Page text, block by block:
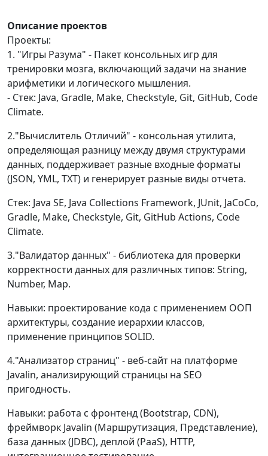
Описание проектов
Проекты:
1. "Игры Разума" - Пакет консольных игр для
тренировки мозга, включающий задачи на знание
арифметики и логического мышления.
- Стек: Java, Gradle, Make, Checkstyle, Git, GitHub, Code
Climate.
2."Вычислитель Отличий" - консольная утилита,
определяющая разницу между двумя структурами
данных, поддерживает разные входные форматы
(JSON, YML, TXT) и генерирует разные виды отчета.
Стек: Java SE, Java Collections Framework, JUnit, JaCoCo,
Gradle, Make, Checkstyle, Git, GitHub Actions, Code
Climate.
3."Валидатор данных" - библиотека для проверки
корректности данных для различных типов: String,
Number, Map.
Навыки: проектирование кода с применением ООП
архитектуры, создание иерархии классов,
применение принципов SOLID.
4."Анализатор страниц" - веб-сайт на платформе
Javalin, анализирующий страницы на SEO
пригодность.
Навыки: работа с фронтенд (Bootstrap, CDN),
фреймворк Javalin (Маршрутизация, Представление),
база данных (JDBC), деплой (PaaS), HTTP,